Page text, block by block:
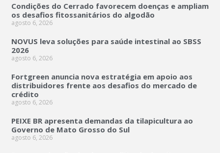
Condições do Cerrado favorecem doenças e ampliam
os desafios fitossanitários do algodão
agosto 6, 2026
NOVUS leva soluções para saúde intestinal ao SBSS
2026
agosto 6, 2026
Fortgreen anuncia nova estratégia em apoio aos
distribuidores frente aos desafios do mercado de
crédito
agosto 6, 2026
PEIXE BR apresenta demandas da tilapicultura ao
Governo de Mato Grosso do Sul
agosto 6, 2026